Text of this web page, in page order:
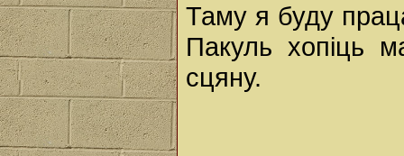
Таму я буду
Пакуль хопіць
сцяну.